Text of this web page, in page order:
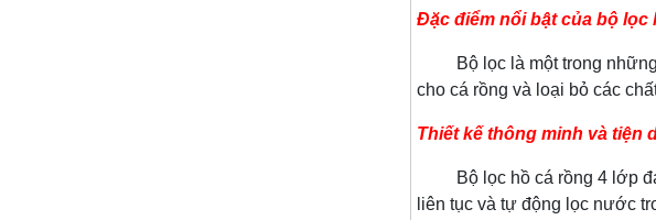
Đặc điểm nổi bật của bộ lọc
Bộ lọc là một trong những
cho cá rồng và loại bỏ các
Thiết kế thông minh và tiện
Bộ lọc hồ cá rồng 4 lớp đáy
liên tục và tự động lọc nước